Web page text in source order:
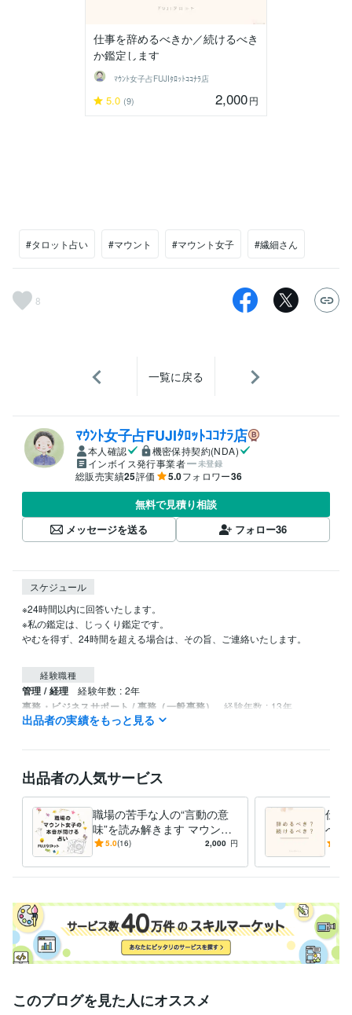
仕事を辞めるべきか／続けるべき
か鑑定します
ﾏｳﾝﾄ女子占FUJIﾀﾛｯﾄｺｺﾅﾗ店
5.0 (9) 2,000円
#タロット占い #マウント #マウント女子 #繊細さん
8
一覧に戻る
ﾏｳﾝﾄ女子占FUJIﾀﾛｯﾄｺｺﾅﾗ店
本人確認
機密保持契約(NDA)
インボイス発行事業者
未登録
総販売実績25評価 5.0フォロワー36
無料で見積り相談
メッセージを送る
フォロー36
スケジュール
※24時間以内に回答いたします。
※私の鑑定は、じっくり鑑定です。
やむを得ず、24時間を超える場合は、その旨、ご連絡いたします。
経験職種
管理 / 経理 経験年数 : 2年
事務・ビジネスサポート / 事務（一般事務） 経験年数 : 13年
ライフスタイル・その他 / 占い師
ライフスタイル・その他 / その他
経験年数 : 4年
受賞歴
ココナラ　ブロンズランク
資格・検定
上級心理カウンセラー 取得年 : 2022年
メンタル心理カウンセラー
占い インスピレーションタロット
悩み相談・カウンセリング 心理カウンセラー
出品者の実績をもっと見る
出品者の人気サービス
職場の苦手な人の“言動の意
味”を読み解きます マウント
傾向・具体的な対応/対策ま
5.0(16) 2,000 円
仕事
べき
間関
このブログを見た人にオススメ